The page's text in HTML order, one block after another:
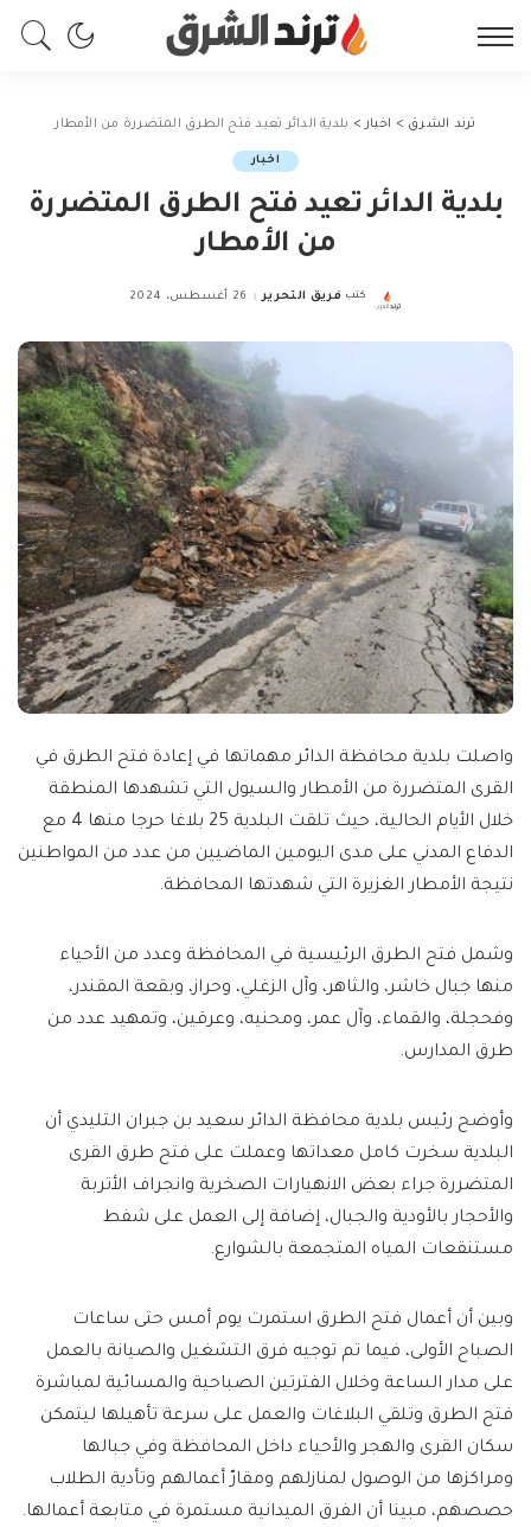
ترند الشرق > اخبار > بلدية الدائر تعيد فتح الطرق المتضررة من الأمطار
اخبار
بلدية الدائر تعيد فتح الطرق المتضررة
من الأمطار
Posted
كتب فريق التحرير 26 أغسطس، 2024
واصلت بلدية محافظة الدائر مهماتها في إعادة فتح الطرق في
القرى المتضررة من الأمطار والسيول التي تشهدها المنطقة
خلال الأيام الحالية، حيث تلقت البلدية 25 بلاغا حرجا منها 4 مع
الدفاع المدني على مدى اليومين الماضيين من عدد من المواطنين
نتيجة الأمطار الغزيرة التي شهدتها المحافظة.
وشمل فتح الطرق الرئيسية في المحافظة وعدد من الأحياء
منها جبال خاشر، والثاهر، وآل الزغلي، وحراز، وبقعة المقندر،
وفحجلة، والقماء، وآل عمر، ومحنيه، وعرقين، وتمهيد عدد من
طرق المدارس.
وأوضح رئيس بلدية محافظة الدائر سعيد بن جبران التليدي أن
البلدية سخرت كامل معداتها وعملت على فتح طرق القرى
المتضررة جراء بعض الانهيارات الصخرية وانجراف الأتربة
والأحجار بالأودية والجبال، إضافة إلى العمل على شفط
مستنقعات المياه المتجمعة بالشوارع.
وبين أن أعمال فتح الطرق استمرت يوم أمس حتى ساعات
الصباح الأولى، فيما تم توجيه فرق التشغيل والصيانة بالعمل
على مدار الساعة وخلال الفترتين الصباحية والمسائية لمباشرة
فتح الطرق وتلقي البلاغات والعمل على سرعة تأهيلها ليتمكن
سكان القرى والهجر والأحياء داخل المحافظة وفي جبالها
ومراكزها من الوصول لمنازلهم ومقارّ أعمالهم وتأدية الطلاب
حصصهم، مبينا أن الفرق الميدانية مستمرة في متابعة أعمالها.